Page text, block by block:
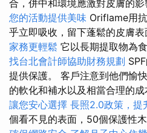
合，併中和環境應激對皮膚的影
您的活動提供美味 Oriflame用
乎立即吸收，留下蓬鬆的皮膚表
家務更輕鬆 它以長期提取物為
找台北會計師協助財務規劃
提供保護。 客戶注意到他們愉
的軟化和補水以及相當合理的成
讓您安心選擇 長照2.0政策，提
個看不見的表面，50個保護性